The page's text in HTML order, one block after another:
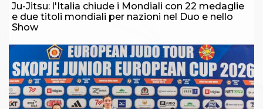
Ju-Jitsu: l'Italia chiude i Mondiali con 22 medaglie
e due titoli mondiali per nazioni nel Duo e nello
Show